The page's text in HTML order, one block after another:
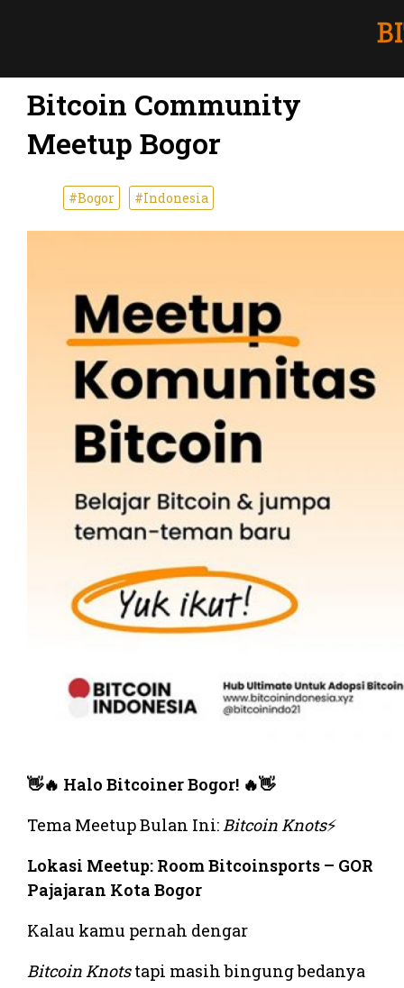
Bitcoin Community
Meetup Bogor
#Bogor #Indonesia
👋🔥 Halo Bitcoiner Bogor! 🔥👋
Tema Meetup Bulan Ini: Bitcoin Knots⚡
Lokasi Meetup: Room Bitcoinsports – GOR
Pajajaran Kota Bogor
Kalau kamu pernah dengar
Bitcoin Knotstapi masih bingung bedanya